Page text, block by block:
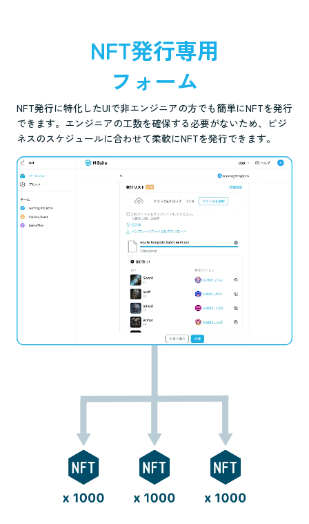
NFT発行専用
フォーム
NFT発行に特化したUIで非エンジニアの方でも簡単にNFTを発行
できます。エンジニアの工数を確保する必要がないため、ビジ
ネスのスケジュールに合わせて柔軟にNFTを発行できます。